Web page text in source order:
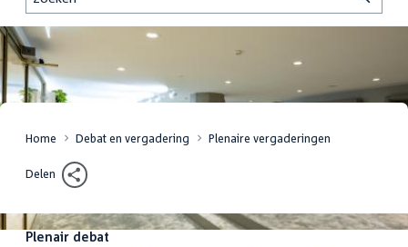
Home Debat en vergadering Plenaire vergaderingen
Delen
Plenair debat